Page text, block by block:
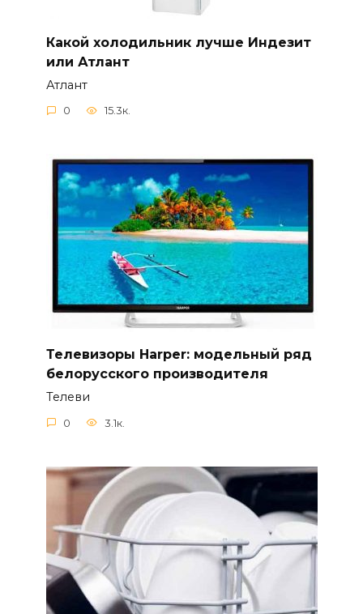
Какой холодильник лучше Индезит
или Атлант
Атлант
0 15.3к.
Телевизоры Harper: модельный ряд
белорусского производителя
Телеви
0 3.1к.